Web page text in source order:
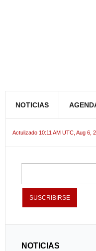
NOTICIAS
Actulizado 10:11 AM UTC, Aug 6,
NOTICIAS